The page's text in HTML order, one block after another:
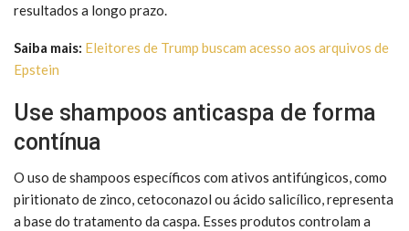
resultados a longo prazo.
Saiba mais: Eleitores de Trump buscam acesso aos arquivos de
Epstein
Use shampoos anticaspa de forma
contínua
O uso de shampoos específicos com ativos antifúngicos, como
piritionato de zinco, cetoconazol ou ácido salicílico, representa
a base do tratamento da caspa. Esses produtos controlam a